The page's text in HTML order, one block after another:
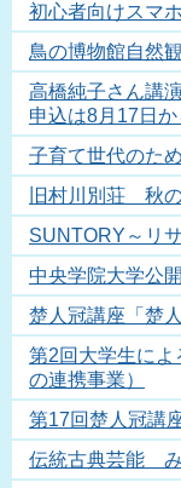
初心者向けスマ
鳥の博物館自然
高橋純子さん講
申込は8月17日か
子育て世代のた
旧村川別荘 秋
SUNTORY～リ
中央学院大学公
楚人冠講座「楚
第2回大学生によ
の連携事業）
第17回楚人冠講
伝統古典芸能 み